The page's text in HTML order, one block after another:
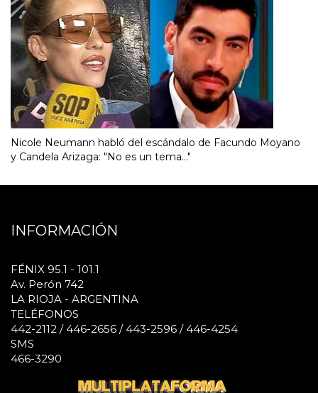
Nicole Neumann habló del escándalo de Facundo Moyano
y Candela Arizaga: "No es un tema..."
INFORMACIÓN
FÉNIX 95.1 - 101.1
Av. Perón 742
LA RIOJA - ARGENTINA
TELÉFONOS
442-2112 / 446-2656 / 443-2596 / 446-4254
SMS
466-3290